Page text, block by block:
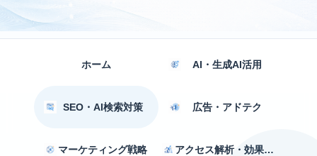
ホーム AI・生成AI活用
SEO・AI検索対策 広告・アドテク
マーケティング戦略 アクセス解析・効果測定